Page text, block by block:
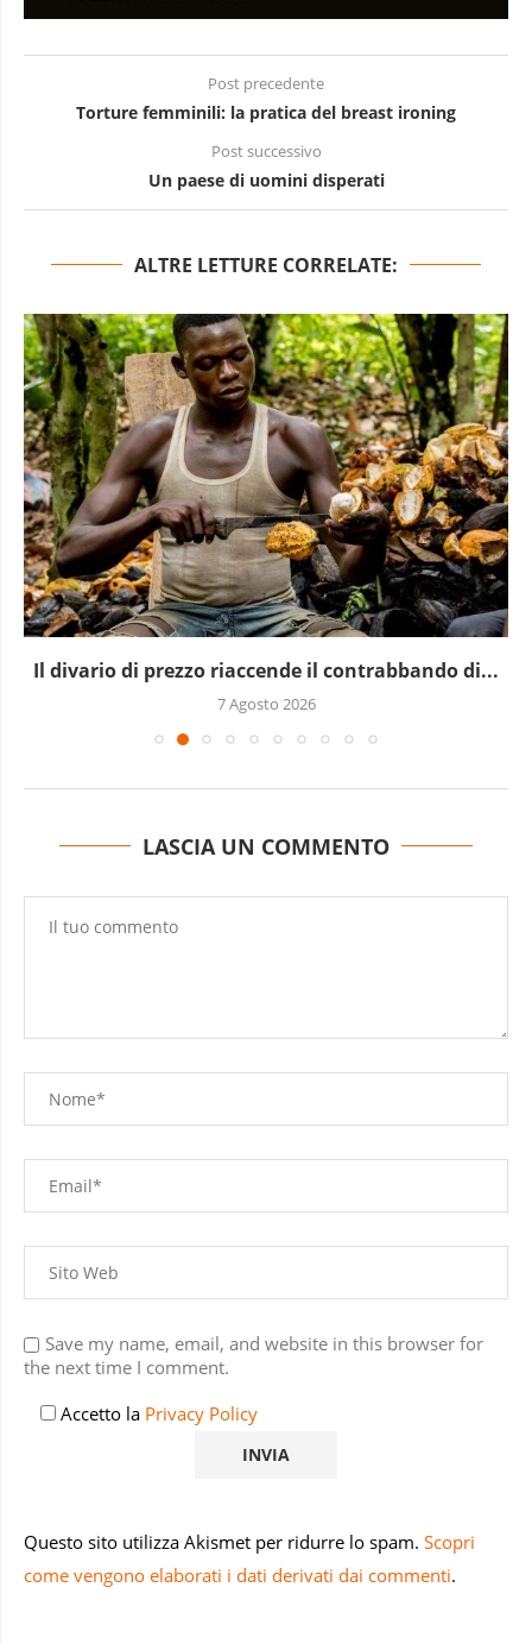
Post precedente
Torture femminili: la pratica del breast ironing
Post successivo
Un paese di uomini disperati
ALTRE LETTURE CORRELATE:
Il divario di prezzo riaccende il contrabbando di...
7 Agosto 2026
LASCIA UN COMMENTO
Save my name, email, and website in this browser for
the next time I comment.
Accetto la Privacy Policy
Questo sito utilizza Akismet per ridurre lo spam. Scopri
come vengono elaborati i dati derivati dai commenti.